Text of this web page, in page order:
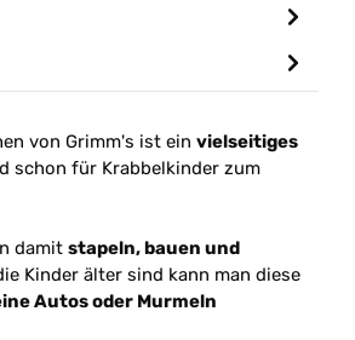
von Grimm's ist ein vielseitiges
schon für Krabbelkinder zum
damit stapeln, bauen und
Kinder älter sind kann man diese
Autos oder Murmeln